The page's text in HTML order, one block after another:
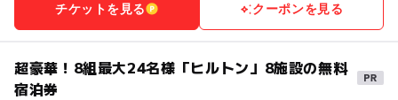
チケットを見る クーポンを見る
超豪華！8組最大24名様「ヒルトン」8施設の無料
宿泊券